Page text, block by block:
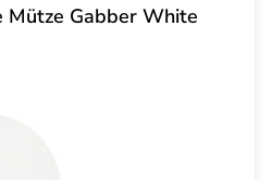
Mütze Gabber White